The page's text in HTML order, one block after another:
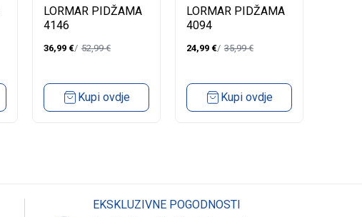
LORMAR PIDŽAMA
4146
36,99 € 52,99€
Kupi ovdje
LORMAR PIDŽAMA
4094
24,99 € 35,99€
Kupi ovdje
EKSKLUZIVNE POGODNOSTI